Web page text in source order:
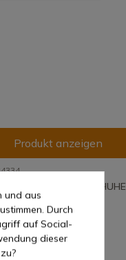
Produkt anzeigen
WEAR HANDSCHUHE
Tage Versand
€
und aus
Durch
auf Social-
dieser